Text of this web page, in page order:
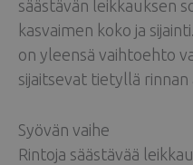
säästävän leikkauksen
kasvaimen koko ja
on yleensä vaihtoehto
sijaitsevat tietyllä rinnan
Syövän vaihe
Rintoja säästävää